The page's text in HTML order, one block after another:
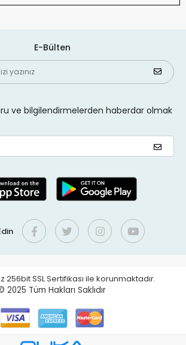
E-Bülten
ve bilgilendirmelerden haberdar olmak
256bit SSL Sertifikası ile korunmaktadır.
2025 Tüm Hakları Saklıdır